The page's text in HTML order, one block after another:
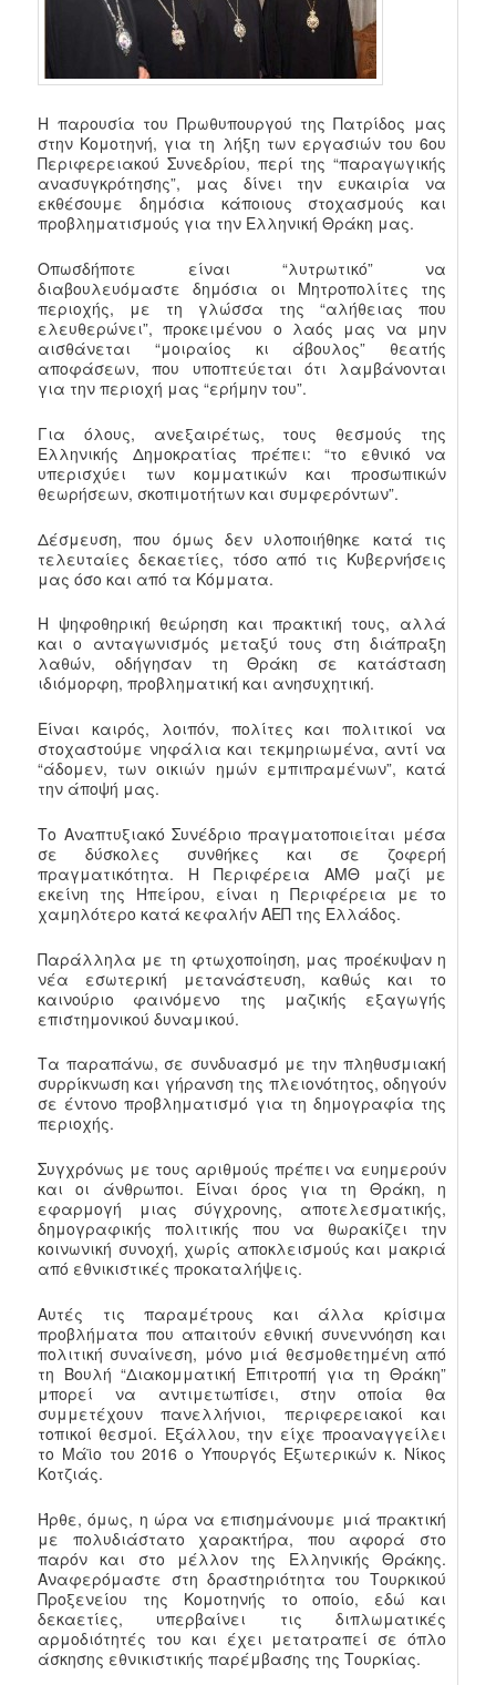
H παρουσία του Πρωθυπουργού της Πατρίδος μας
στην Κομοτηνή, για τη λήξη των εργασιών του 6ου
Περιφερειακού Συνεδρίου, περί της “παραγωγικής
ανασυγκρότησης”, μας δίνει την ευκαιρία να
εκθέσουμε δημόσια κάποιους στοχασμούς και
προβληματισμούς για την Ελληνική Θράκη μας.
Οπωσδήποτε είναι “λυτρωτικό” να
διαβουλευόμαστε δημόσια οι Μητροπολίτες της
περιοχής, με τη γλώσσα της “αλήθειας που
ελευθερώνει”, προκειμένου ο λαός μας να μην
αισθάνεται “μοιραίος κι άβουλος” θεατής
αποφάσεων, που υποπτεύεται ότι λαμβάνονται
για την περιοχή μας “ερήμην του”.
Για όλους, ανεξαιρέτως, τους θεσμούς της
Ελληνικής Δημοκρατίας πρέπει: “το εθνικό να
υπερισχύει των κομματικών και προσωπικών
θεωρήσεων, σκοπιμοτήτων και συμφερόντων”.
Δέσμευση, που όμως δεν υλοποιήθηκε κατά τις
τελευταίες δεκαετίες, τόσο από τις Κυβερνήσεις
μας όσο και από τα Κόμματα.
Η ψηφοθηρική θεώρηση και πρακτική τους, αλλά
και ο ανταγωνισμός μεταξύ τους στη διάπραξη
λαθών, οδήγησαν τη Θράκη σε κατάσταση
ιδιόμορφη, προβληματική και ανησυχητική.
Είναι καιρός, λοιπόν, πολίτες και πολιτικοί να
στοχαστούμε νηφάλια και τεκμηριωμένα, αντί να
“άδομεν, των οικιών ημών εμπιπραμένων”, κατά
την άποψή μας.
Το Αναπτυξιακό Συνέδριο πραγματοποιείται μέσα
σε δύσκολες συνθήκες και σε ζοφερή
πραγματικότητα. Η Περιφέρεια ΑΜΘ μαζί με
εκείνη της Ηπείρου, είναι η Περιφέρεια με το
χαμηλότερο κατά κεφαλήν ΑΕΠ της Ελλάδος.
Παράλληλα με τη φτωχοποίηση, μας προέκυψαν η
νέα εσωτερική μετανάστευση, καθώς και το
καινούριο φαινόμενο της μαζικής εξαγωγής
επιστημονικού δυναμικού.
Τα παραπάνω, σε συνδυασμό με την πληθυσμιακή
συρρίκνωση και γήρανση της πλειονότητος, οδηγούν
σε έντονο προβληματισμό για τη δημογραφία της
περιοχής.
Συγχρόνως με τους αριθμούς πρέπει να ευημερούν
και οι άνθρωποι. Είναι όρος για τη Θράκη, η
εφαρμογή μιας σύγχρονης, αποτελεσματικής,
δημογραφικής πολιτικής που να θωρακίζει την
κοινωνική συνοχή, χωρίς αποκλεισμούς και μακριά
από εθνικιστικές προκαταλήψεις.
Αυτές τις παραμέτρους και άλλα κρίσιμα
προβλήματα που απαιτούν εθνική συνεννόηση και
πολιτική συναίνεση, μόνο μιά θεσμοθετημένη από
τη Βουλή “Διακομματική Επιτροπή για τη Θράκη”
μπορεί να αντιμετωπίσει, στην οποία θα
συμμετέχουν πανελλήνιοι, περιφερειακοί και
τοπικοί θεσμοί. Εξάλλου, την είχε προαναγγείλει
το Μάϊο του 2016 ο Υπουργός Εξωτερικών κ. Νίκος
Κοτζιάς.
Ήρθε, όμως, η ώρα να επισημάνουμε μιά πρακτική
με πολυδιάστατο χαρακτήρα, που αφορά στο
παρόν και στο μέλλον της Ελληνικής Θράκης.
Αναφερόμαστε στη δραστηριότητα του Τουρκικού
Προξενείου της Κομοτηνής το οποίο, εδώ και
δεκαετίες, υπερβαίνει τις διπλωματικές
αρμοδιότητές του και έχει μετατραπεί σε όπλο
άσκησης εθνικιστικής παρέμβασης της Τουρκίας.